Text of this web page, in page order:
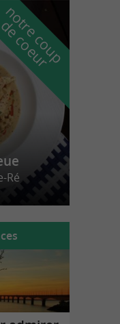
n
o
t
e
c
o
u
p
e
c
o
e
u
Ré